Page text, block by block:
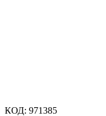
КОД: 971385